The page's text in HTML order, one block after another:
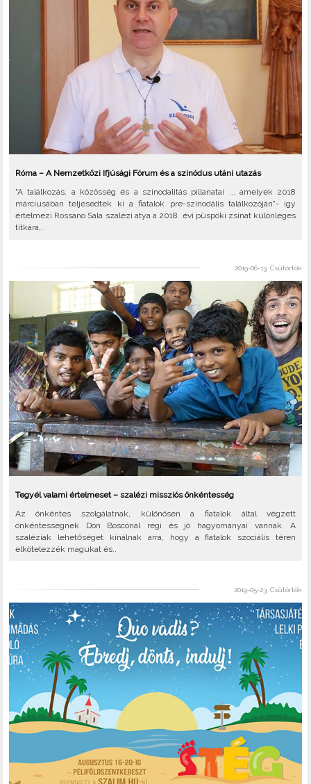
Róma – A Nemzetközi Ifjúsági Fórum és a szinódus utáni utazás
"A találkozás, a közösség és a szinodalitás pillanatai ... amelyek 2018
márciusában teljesedtek ki a fiatalok pre-szinodális találkozóján"- így
értelmezi Rossano Sala szalézi atya a 2018. évi püspöki zsinat különleges
titkára,..
2019-06-13, Csütörtök
Tegyél valami értelmeset – szalézi missziós önkéntesség
Az önkéntes szolgálatnak, különösen a fiatalok által végzett
önkéntességnek Don Boscónál régi és jó hagyományai vannak. A
szaléziak lehetőséget kínálnak arra, hogy a fiatalok szociális téren
elkötelezzék magukat és..
2019-05-23, Csütörtök